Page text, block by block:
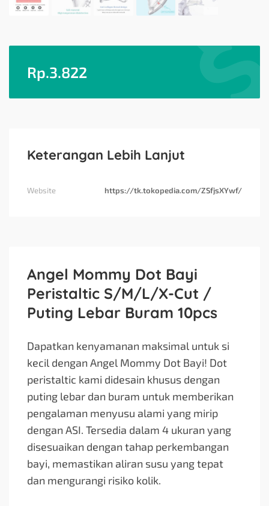
Rp.3.822
Keterangan Lebih Lanjut
Website https://tk.tokopedia.com/ZSfjsXYwf/
Angel Mommy Dot Bayi
Peristaltic S/M/L/X-Cut /
Puting Lebar Buram 10pcs
Dapatkan kenyamanan maksimal untuk si
kecil dengan Angel Mommy Dot Bayi! Dot
peristaltic kami didesain khusus dengan
puting lebar dan buram untuk memberikan
pengalaman menyusu alami yang mirip
dengan ASI. Tersedia dalam 4 ukuran yang
disesuaikan dengan tahap perkembangan
bayi, memastikan aliran susu yang tepat
dan mengurangi risiko kolik.